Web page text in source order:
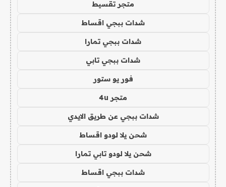
متجر تقسيط
شدات ببجي اقساط
شدات ببجي تمارا
شدات ببجي تابي
فور يو ستور
متجر 4u
شدات ببجي عن طريق الايدي
شحن يلا لودو اقساط
شحن يلا لودو تابي تمارا
شدات ببجي اقساط